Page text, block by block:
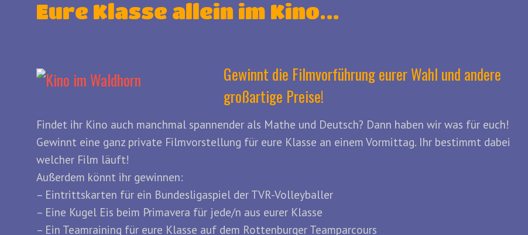
Eure Klasse allein im Kino…
Gewinnt die Filmvorführung eurer Wahl und andere
großartige Preise!
Findet ihr Kino auch manchmal spannender als Mathe und Deutsch? Dann haben wir was für euch!
Gewinnt eine ganz private Filmvorstellung für eure Klasse an einem Vormittag. Ihr bestimmt dabei
welcher Film läuft!
Außerdem könnt ihr gewinnen:
– Eintrittskarten für ein Bundesligaspiel der TVR-Volleyballer
– Eine Kugel Eis beim Primavera für jede/n aus eurer Klasse
– Ein Teamraining für eure Klasse auf dem Rottenburger Teamparcours